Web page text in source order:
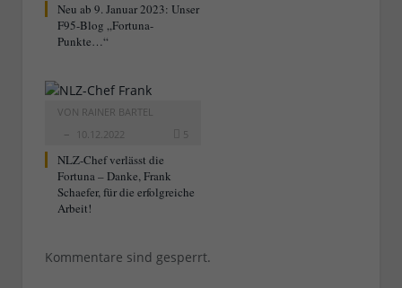
Neu ab 9. Januar 2023: Unser
F95-Blog „Fortuna-
Punkte…“
VON RAINER BARTEL
10.12.2022
5
NLZ-Chef verlässt die
Fortuna – Danke, Frank
Schaefer, für die erfolgreiche
Arbeit!
Kommentare sind gesperrt.